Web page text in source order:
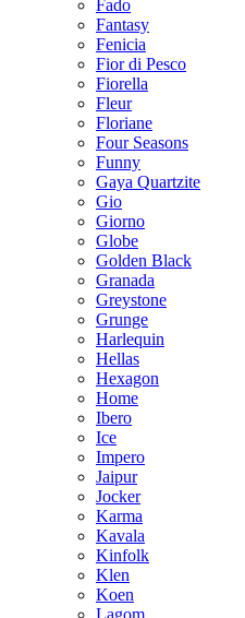
Fado
Fantasy
Fenicia
Fior di Pesco
Fiorella
Fleur
Floriane
Four Seasons
Funny
Gaya Quartzite
Gio
Giorno
Globe
Golden Black
Granada
Greystone
Grunge
Harlequin
Hellas
Hexagon
Home
Ibero
Ice
Impero
Jaipur
Jocker
Karma
Kavala
Kinfolk
Klen
Koen